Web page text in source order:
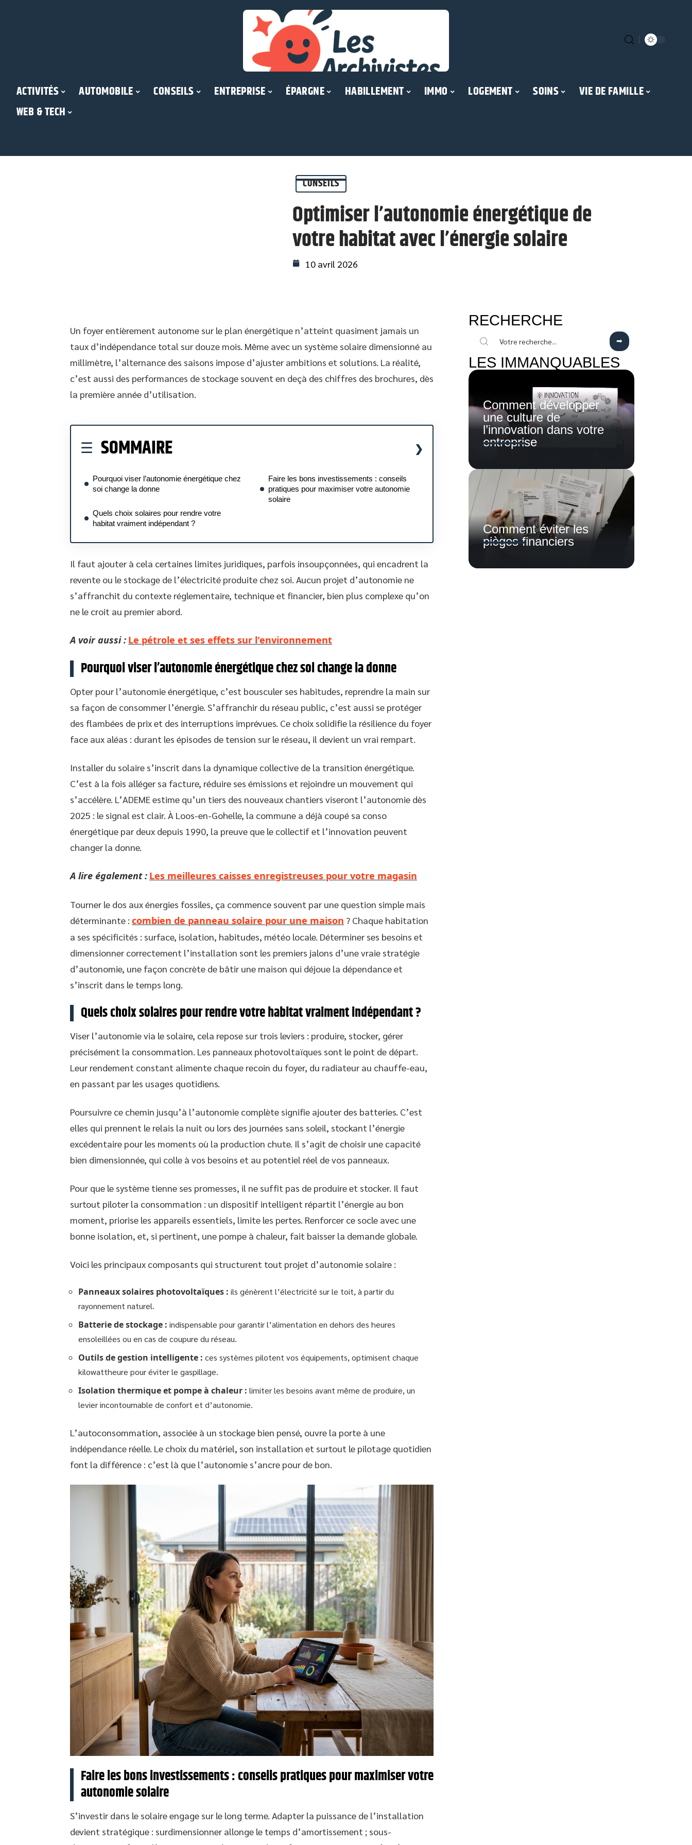
ACTIVITÉS AUTOMOBILE CONSEILS ENTREPRISE ÉPARGNE HABILLEMENT IMMO LOGEMENT SOINS
VIE DE FAMILLE
WEB & TECH
CONSEILS
Optimiser l’autonomie énergétique de
votre habitat avec l’énergie solaire
10 avril 2026
Un foyer entièrement autonome sur le plan énergétique n’atteint quasiment jamais un
taux d’indépendance total sur douze mois. Même avec un système solaire dimensionné au
millimètre, l’alternance des saisons impose d’ajuster ambitions et solutions. La réalité,
c’est aussi des performances de stockage souvent en deçà des chiffres des brochures, dès
la première année d’utilisation.
SOMMAIRE
Pourquoi viser l’autonomie énergétique chez
soi change la donne
Quels choix solaires pour rendre votre
habitat vraiment indépendant ?
Faire les bons investissements : conseils
pratiques pour maximiser votre autonomie
solaire
Il faut ajouter à cela certaines limites juridiques, parfois insoupçonnées, qui encadrent la
revente ou le stockage de l’électricité produite chez soi. Aucun projet d’autonomie ne
s’affranchit du contexte réglementaire, technique et financier, bien plus complexe qu’on
ne le croit au premier abord.
A voir aussi : Le pétrole et ses effets sur l'environnement
Pourquoi viser l’autonomie énergétique chez soi change la donne
Opter pour l’autonomie énergétique, c’est bousculer ses habitudes, reprendre la main sur
sa façon de consommer l’énergie. S’affranchir du réseau public, c’est aussi se protéger
des flambées de prix et des interruptions imprévues. Ce choix solidifie la résilience du foyer
face aux aléas : durant les épisodes de tension sur le réseau, il devient un vrai rempart.
Installer du solaire s’inscrit dans la dynamique collective de la transition énergétique.
C’est à la fois alléger sa facture, réduire ses émissions et rejoindre un mouvement qui
s’accélère. L’ADEME estime qu’un tiers des nouveaux chantiers viseront l’autonomie dès
2025 : le signal est clair. À Loos-en-Gohelle, la commune a déjà coupé sa conso
énergétique par deux depuis 1990, la preuve que le collectif et l’innovation peuvent
changer la donne.
A lire également : Les meilleures caisses enregistreuses pour votre magasin
Tourner le dos aux énergies fossiles, ça commence souvent par une question simple mais
déterminante : combien de panneau solaire pour une maison ? Chaque habitation
a ses spécificités : surface, isolation, habitudes, météo locale. Déterminer ses besoins et
dimensionner correctement l’installation sont les premiers jalons d’une vraie stratégie
d’autonomie, une façon concrète de bâtir une maison qui déjoue la dépendance et
s’inscrit dans le temps long.
Quels choix solaires pour rendre votre habitat vraiment indépendant ?
Viser l’autonomie via le solaire, cela repose sur trois leviers : produire, stocker, gérer
précisément la consommation. Les panneaux photovoltaïques sont le point de départ.
Leur rendement constant alimente chaque recoin du foyer, du radiateur au chauffe-eau,
en passant par les usages quotidiens.
Poursuivre ce chemin jusqu’à l’autonomie complète signifie ajouter des batteries. C’est
elles qui prennent le relais la nuit ou lors des journées sans soleil, stockant l’énergie
excédentaire pour les moments où la production chute. Il s’agit de choisir une capacité
bien dimensionnée, qui colle à vos besoins et au potentiel réel de vos panneaux.
Pour que le système tienne ses promesses, il ne suffit pas de produire et stocker. Il faut
surtout piloter la consommation : un dispositif intelligent répartit l’énergie au bon
moment, priorise les appareils essentiels, limite les pertes. Renforcer ce socle avec une
bonne isolation, et, si pertinent, une pompe à chaleur, fait baisser la demande globale.
Voici les principaux composants qui structurent tout projet d’autonomie solaire :
Panneaux solaires photovoltaïques : ils génèrent l’électricité sur le toit, à partir du
rayonnement naturel.
Batterie de stockage : indispensable pour garantir l’alimentation en dehors des heures
ensoleillées ou en cas de coupure du réseau.
Outils de gestion intelligente : ces systèmes pilotent vos équipements, optimisent chaque
kilowattheure pour éviter le gaspillage.
Isolation thermique et pompe à chaleur : limiter les besoins avant même de produire, un
levier incontournable de confort et d’autonomie.
L’autoconsommation, associée à un stockage bien pensé, ouvre la porte à une
indépendance réelle. Le choix du matériel, son installation et surtout le pilotage quotidien
font la différence : c’est là que l’autonomie s’ancre pour de bon.
Faire les bons investissements : conseils pratiques pour maximiser votre
autonomie solaire
S’investir dans le solaire engage sur le long terme. Adapter la puissance de l’installation
devient stratégique : surdimensionner allonge le temps d’amortissement ; sous-
RECHERCHE
LES IMMANQUABLES
Comment développer
une culture de
l’innovation dans votre
entreprise
Comment éviter les
pièges financiers